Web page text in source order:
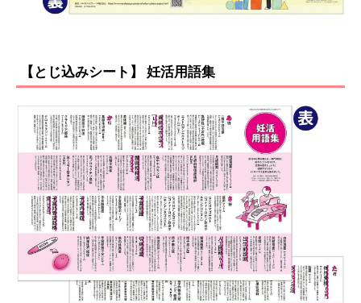
【とじ込みシート】 妊活用語集